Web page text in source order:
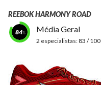
REEBOK HARMONY ROAD
84 Média Geral
2 especialistas: 83 / 100